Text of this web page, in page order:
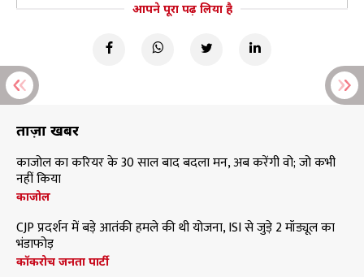
आपने पूरा पढ़ लिया है
ताज़ा खबरें
काजोल का करियर के 30 साल बाद बदला मन, अब करेंगी वो; जो कभी
नहीं किया
काजोल
CJP प्रदर्शन में बड़े आतंकी हमले की थी योजना, ISI से जुड़े 2 मॉड्यूल का
भंडाफोड़
कॉकरोच जनता पार्टी